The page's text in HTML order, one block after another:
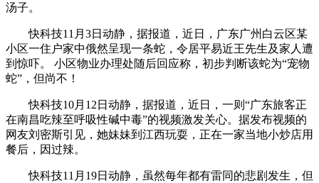
汤子。
快科技11月3日动静，据报道，近日，广东广州白云区某
小区一住户家中俄然呈现一条蛇，令居平易近王先生及家人遭
到惊吓。 小区物业办理处随后回应称，初步判断该蛇为“宠物
蛇”，但尚不！
快科技10月12日动静，据报道，近日，一则“广东旅客正
在南昌吃辣至呼吸性碱中毒”的视频激发关心。据发布视频的
网友刘密斯引见，她妹妹到江西玩耍，正在一家当地小炒店用
餐后，因过辣。
快科技11月19日动静，虽然每年都有雷同的悲剧发生，但